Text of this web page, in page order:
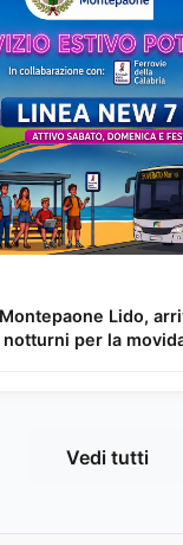
Lido,
notturni per la
Vedi tutti